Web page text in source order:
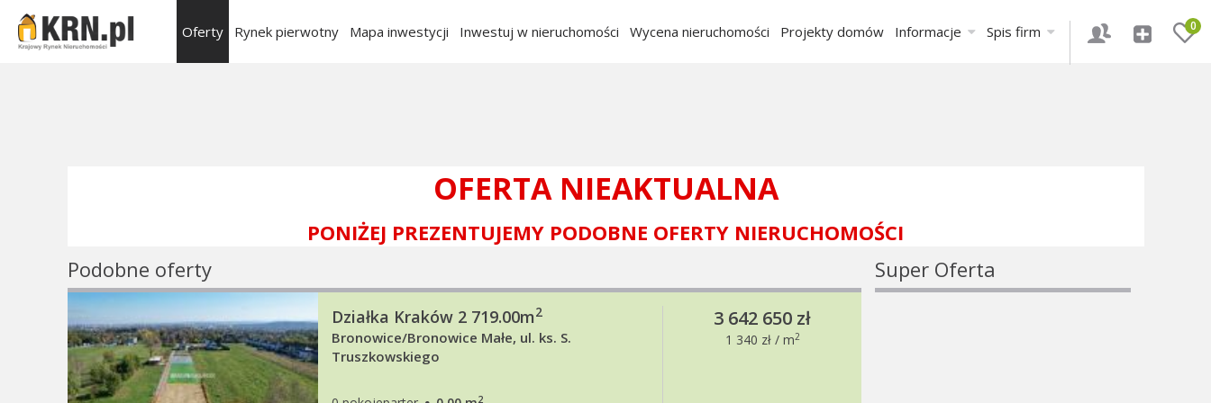
0
Oferty Rynek pierwotny Mapa inwestycji Inwestuj w nieruchomości Wycena nieruchomości Projekty domów Informacje Spis firm
OFERTA NIEAKTUALNA
PONIŻEJ PREZENTUJEMY PODOBNE OFERTY NIERUCHOMOŚCI
Podobne oferty
Działka Kraków 2 719.00m2
Bronowice/Bronowice Małe, ul. ks. S.
Truszkowskiego
2
3 642 650 zł
1 340 zł / m2
Super Oferta